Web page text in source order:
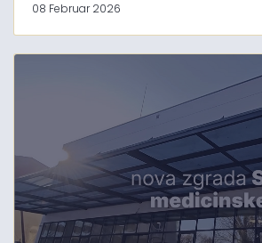
08 Februar 2026